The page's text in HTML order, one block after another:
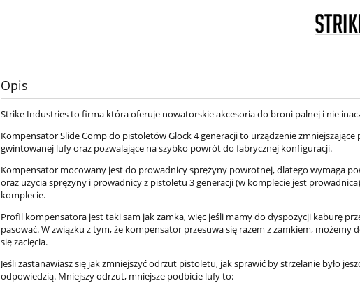
Opis
Strike Industries to firma która oferuje nowatorskie akcesoria do broni palnej i nie
Kompensator Slide Comp do pistoletów Glock 4 generacji to urządzenie
gwintowanej lufy oraz pozwalające na szybko powrót do fabrycznej konfiguracji.
Kompensator mocowany jest do prowadnicy sprężyny powrotnej, dlatego wymaga
oraz użycia sprężyny i prowadnicy z pistoletu 3 generacji (w komplecie jest
komplecie.
Profil kompensatora jest taki sam jak zamka, więc jeśli mamy do dyspozycji kaburę
pasować. W związku z tym, że kompensator przesuwa się razem z zamkiem, możemy
się zacięcia.
Jeśli zastanawiasz się jak zmniejszyć odrzut pistoletu, jak sprawić by strzelanie było
odpowiedzią. Mniejszy odrzut, mniejsze podbicie lufy to: